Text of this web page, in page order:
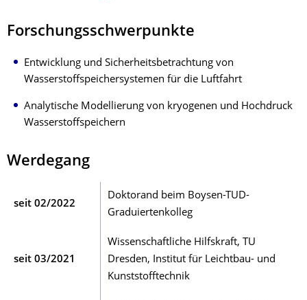
Forschungsschwerpunkte
Entwicklung und Sicherheitsbetrachtung von
Wasserstoffspeichersystemen für die Luftfahrt
Analytische Modellierung von kryogenen und Hochdruck
Wasserstoffspeichern
Werdegang
seit 02/2022
Doktorand beim Boysen-TUD-
Graduiertenkolleg
seit 03/2021
Wissenschaftliche Hilfskraft, TU
Dresden, Institut für Leichtbau- und
Kunststofftechnik